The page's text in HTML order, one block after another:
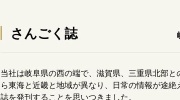
さんごく誌
当社は岐阜県の西の端で、滋賀県、三重県北部
ら東海と近畿と地域が異なり、日常の情報が途
誌を発刊することを思いつきました。